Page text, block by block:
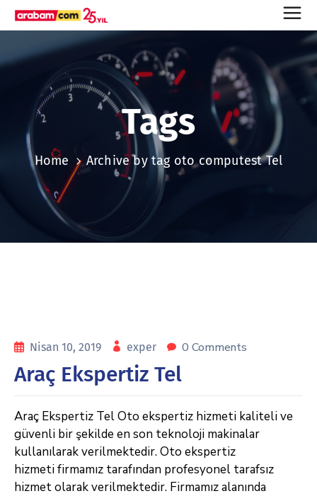
Tags
Home Archive by tag oto computest Tel
Nisan 10, 2019 exper 0 Comments
Araç Ekspertiz Tel
Araç Ekspertiz Tel Oto ekspertiz hizmeti kaliteli ve
güvenli bir şekilde en son teknoloji makinalar
kullanılarak verilmektedir. Oto ekspertiz
hizmeti firmamız tarafından profesyonel tarafsız
hizmet olarak verilmektedir. Firmamız alanında